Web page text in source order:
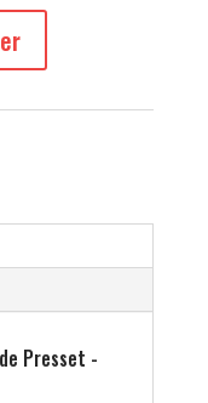
Presset -